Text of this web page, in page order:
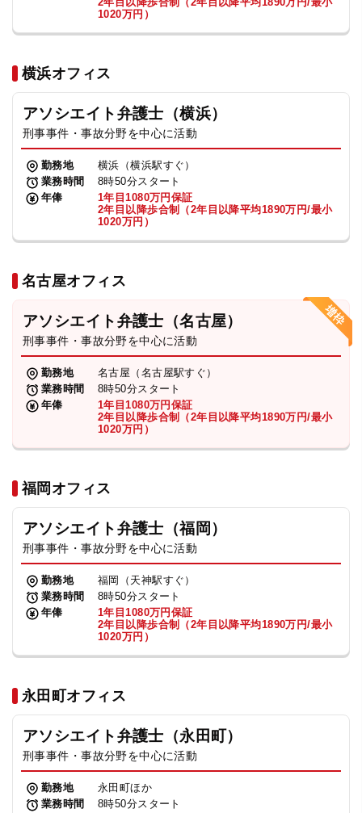
1020万円）
横浜オフィス
アソシエイト弁護士（横浜）
刑事事件・事故分野を中心に活動
勤務地
横浜（横浜駅すぐ）
業務時間
8時50分スタート
年俸
1年目1080万円保証
2年目以降歩合制（2年目以降平均1890万円/最小
1020万円）
名古屋オフィス
アソシエイト弁護士（名古屋）
刑事事件・事故分野を中心に活動
勤務地
名古屋（名古屋駅すぐ）
業務時間
8時50分スタート
年俸
1年目1080万円保証
2年目以降歩合制（2年目以降平均1890万円/最小
1020万円）
福岡オフィス
アソシエイト弁護士（福岡）
刑事事件・事故分野を中心に活動
勤務地
福岡（天神駅すぐ）
業務時間
8時50分スタート
年俸
1年目1080万円保証
2年目以降歩合制（2年目以降平均1890万円/最小
1020万円）
永田町オフィス
アソシエイト弁護士（永田町）
刑事事件・事故分野を中心に活動
勤務地
永田町ほか
業務時間
8時50分スタート